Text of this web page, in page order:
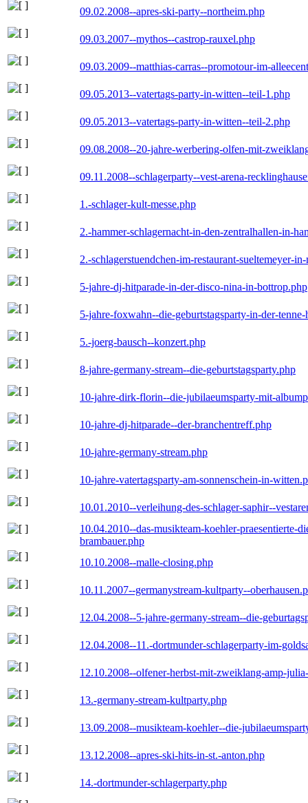
09.02.2008--apres-ski-party--northeim.php
09.03.2007--mythos--castrop-rauxel.php
09.03.2009--matthias-carras--promotour-im-
09.05.2013--vatertags-party-in-witten--teil-1.php
09.05.2013--vatertags-party-in-witten--teil-2.php
09.08.2008--20-jahre-werbering-olfen-mit-
09.11.2008--schlagerparty--vest-arena-
1.-schlager-kult-messe.php
2.-hammer-schlagernacht-in-den-zentralhallen-in-
2.-schlagerstuendchen-im-restaurant-sueltemeyer-
5-jahre-dj-hitparade-in-der-disco-nina-in-bottrop.php
5-jahre-foxwahn--die-geburtstagsparty-in-der-tenne-
5.-joerg-bausch--konzert.php
8-jahre-germany-stream--die-geburtstagsparty.php
10-jahre-dirk-florin--die-jubilaeumsparty-mit-
10-jahre-dj-hitparade--der-branchentreff.php
10-jahre-germany-stream.php
10-jahre-vatertagsparty-am-sonnenschein-in-
10.01.2010--verleihung-des-schlager-saphir--
10.04.2010--das-musikteam-koehler-praesentierte-
brambauer.php
10.10.2008--malle-closing.php
10.11.2007--germanystream-kultparty--
12.04.2008--5-jahre-germany-stream--die-
12.04.2008--11.-dortmunder-schlagerparty-im-
12.10.2008--olfener-herbst-mit-zweiklang-amp-
13.-germany-stream-kultparty.php
13.09.2008--musikteam-koehler--die-
13.12.2008--apres-ski-hits-in-st.-anton.php
14.-dortmunder-schlagerparty.php